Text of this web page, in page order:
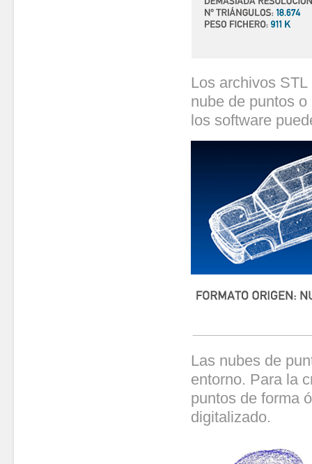
Los archivos
nube de puntos
los software
Las nubes de
entorno. Para la
puntos de forma
digitalizado.